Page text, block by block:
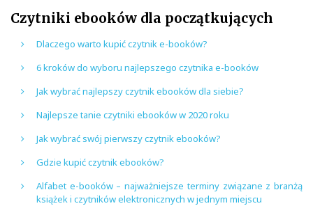
Czytniki ebooków dla początkujących
Dlaczego warto kupić czytnik e-booków?
6 kroków do wyboru najlepszego czytnika e-booków
Jak wybrać najlepszy czytnik ebooków dla siebie?
Najlepsze tanie czytniki ebooków w 2020 roku
Jak wybrać swój pierwszy czytnik ebooków?
Gdzie kupić czytnik ebooków?
Alfabet e-booków – najważniejsze terminy związane z branżą
książek i czytników elektronicznych w jednym miejscu